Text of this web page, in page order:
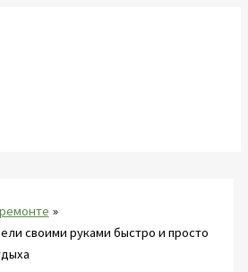
своими руками быстро и просто